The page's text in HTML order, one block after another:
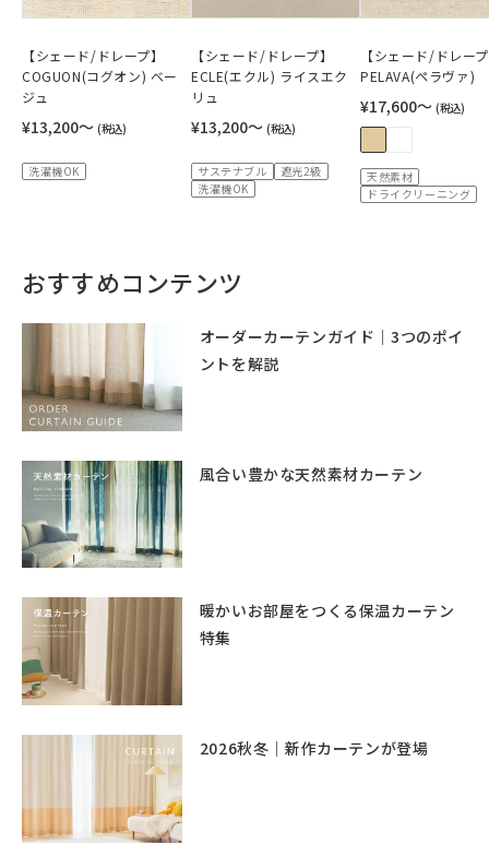
【シェード/ドレープ】
COGUON(コグオン) ベー
ジュ
¥13,200〜 (税込)
洗濯機OK
【シェード/ドレープ】
ECLE(エクル) ライスエク
リュ
¥13,200〜 (税込)
サステナブル
遮光2級
洗濯機OK
【シェード/ドレー
PELAVA(ペラヴァ)
¥17,600〜 (税込)
天然素材
ドライクリーニング
おすすめコンテンツ
オーダーカーテンガイド｜3つのポイ
ントを解説
風合い豊かな天然素材カーテン
暖かいお部屋をつくる保温カーテン
特集
2026秋冬｜新作カーテンが登場